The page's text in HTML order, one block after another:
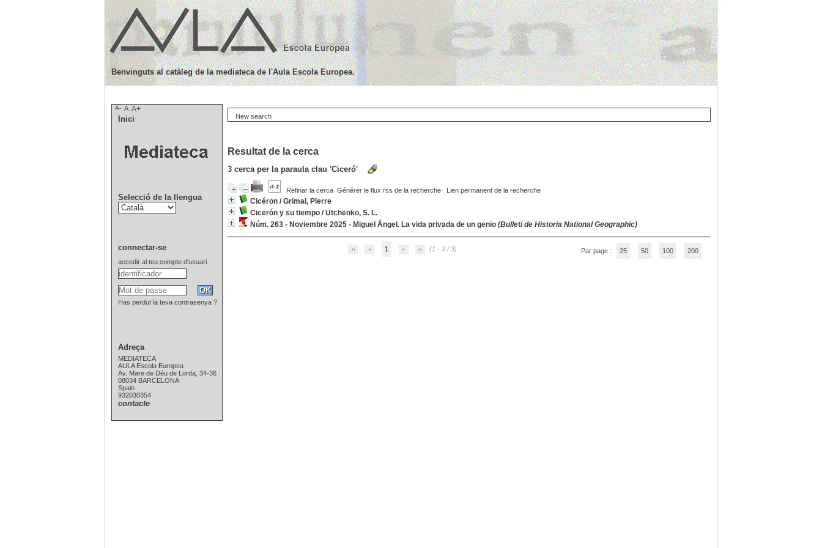
New search
Resultat de la cerca
3 cerca per la paraula clau 'Ciceró'
Refinar la cerca Générer le flux rss de la recherche Lien permanent de la recherche
Cicéron /Grimal, Pierre
Cicerón y su tiempo /Utchenko, S. L.
Núm. 263 - Noviembre 2025 - Miguel Ángel. La vida privada de un genio (Bulletí de Historia National Geographic)
1 (1 - 3 / 3) Par page : 25 50 100 200
Benvinguts al catàleg de la mediateca de l'Aula Escola Europea.
A- A A+
Inici
Selecció de la llengua
connectar-se
accedir al teu compte d'usuari
Has perdut la teva contrasenya ?
Adreça
MEDIATECA
AULA Escola Europea
Av. Mare de Déu de Lorda, 34-36
08034 BARCELONA
Spain
932030354
contacte